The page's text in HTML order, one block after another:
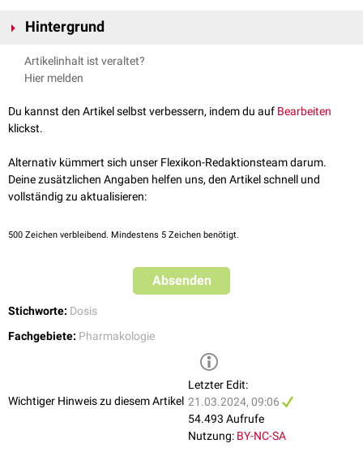
Hintergrund
Die richtige Dosierung ist eine wichtige Grundlage der
ist unter anderem von folgenden Faktoren abhängig:
Geschlecht
Körpergewicht
Nierenfunktion
Leberfunktion
Comedikation
die an einem Durchschnittspatienten orientiert ist. Weichen einer oder
Dosisanpassungerforderlich – andernfalls ist eine
Artikelinhalt ist veraltet?
Hier melden
Du kannst den Artikel selbst verbessern, indem du auf Bearbeiten
klickst.
Alternativ kümmert sich unser Flexikon-Redaktionsteam darum.
Deine zusätzlichen Angaben helfen uns, den Artikel schnell und
vollständig zu aktualisieren:
500 Zeichen verbleibend. Mindestens 5 Zeichen benötigt.
Absenden
Stichworte: Dosis
Fachgebiete: Pharmakologie
Wichtiger Hinweis zu diesem Artikel
Letzter Edit:
21.03.2024, 09:06
54.493 Aufrufe
Nutzung: BY-NC-SA